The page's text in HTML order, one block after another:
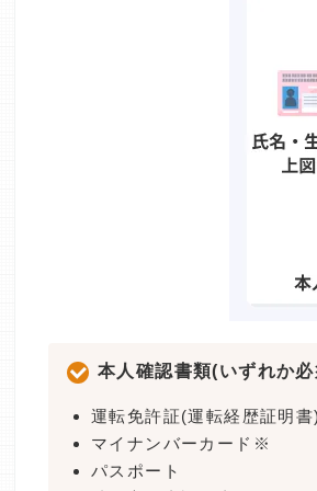
本人確認書類(いずれか
運転免許証(運転経歴証明
マイナンバーカード※
パスポート